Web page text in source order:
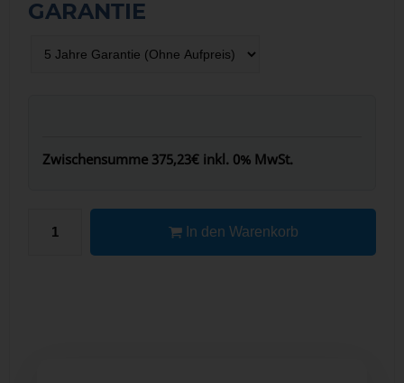
GARANTIE
Zwischensumme 375,23€ inkl. 0% MwSt.
In den Warenkorb